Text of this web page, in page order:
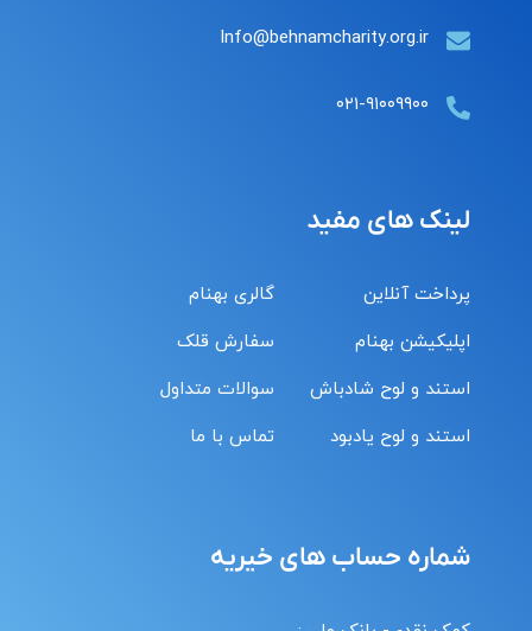
Info@behnamcharity.org.ir
۰۲۱-۹۱۰۰۹۹۰۰
لینک های مفید
پرداخت آنلاین
اپلیکیشن بهنام
استند و لوح شادباش
استند و لوح یادبود
گالری بهنام
سفارش قلک
سوالات متداول
تماس با ما
شماره حساب های خیریه